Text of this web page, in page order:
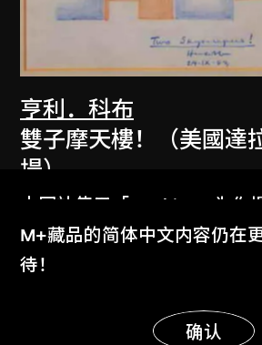
亨利．科布
雙子摩天樓！（美國達
場）
1983
本网站使用「Cookies」为你
体验。
了解更多
明白
M+藏品的简体中文内容仍在
待！
确认
显示更多